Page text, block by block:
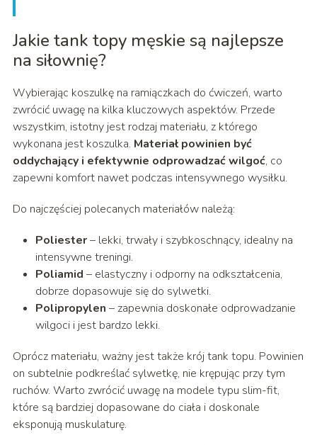
Jakie tank topy męskie są najlepsze
na siłownię?
Wybierając koszulkę na ramiączkach do ćwiczeń, warto
zwrócić uwagę na kilka kluczowych aspektów. Przede
wszystkim, istotny jest rodzaj materiału, z którego
wykonana jest koszulka. Materiał powinien być
oddychający i efektywnie odprowadzać wilgoć, co
zapewni komfort nawet podczas intensywnego wysiłku.
Do najczęściej polecanych materiałów należą:
Poliester– lekki, trwały i szybkoschnący, idealny na
intensywne treningi.
Poliamid – elastyczny i odporny na odkształcenia,
dobrze dopasowuje się do sylwetki.
Polipropylen – zapewnia doskonałe odprowadzanie
wilgoci i jest bardzo lekki.
Oprócz materiału, ważny jest także krój tank topu. Powinien
on subtelnie podkreślać sylwetkę, nie krępując przy tym
ruchów. Warto zwrócić uwagę na modele typu slim-fit,
które są bardziej dopasowane do ciała i doskonale
eksponują muskulaturę.